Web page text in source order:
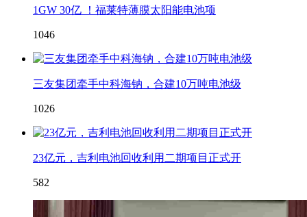
1GW 30亿 ！福莱特薄膜太阳能电池项
1046
三友集团牵手中科海钠，合建10万吨电池级
1026
23亿元，吉利电池回收利用二期项目正式开
582